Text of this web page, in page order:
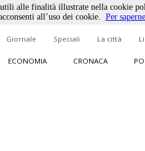
Giornale Speciali La città
ECONOMIA CRONACA
alle finalità illustrate nella cookie
all’uso dei cookie. Per